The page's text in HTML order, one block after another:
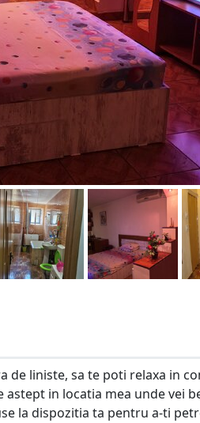
liniste, sa te poti relaxa in
in locatia mea unde vei
la dispozitia ta pentru a-ti